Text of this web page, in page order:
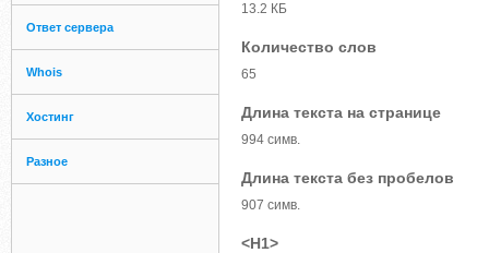
Ответ сервера
Whois
Хостинг
Разное
13.2 КБ
Количество слов
65
Длина текста на странице
994 симв.
Длина текста без пробелов
907 симв.
<H1>